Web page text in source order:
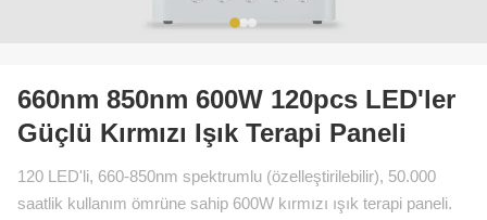
660nm 850nm 600W 120pcs LED'ler
Güçlü Kırmızı Işık Terapi Paneli
120 LED'li, 660-850nm spektrumlu (özelleştirilebilir), 50.000
saatlik kullanım ömrüne sahip 600W kırmızı ışık terapi paneli.